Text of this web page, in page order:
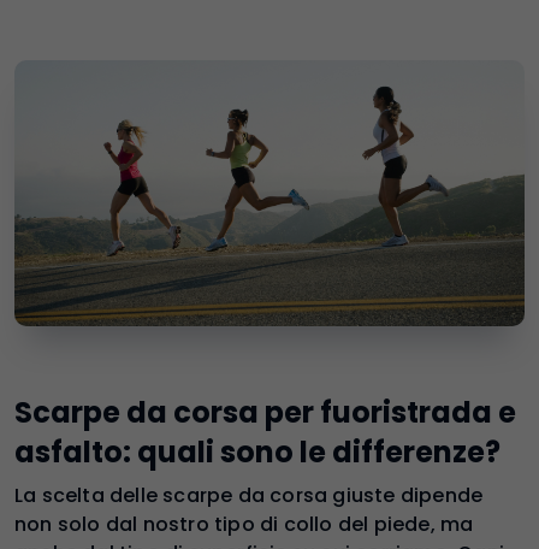
Scarpe da corsa per fuoristrada e
asfalto: quali sono le differenze?
La scelta delle scarpe da corsa giuste dipende
non solo dal nostro tipo di collo del piede, ma